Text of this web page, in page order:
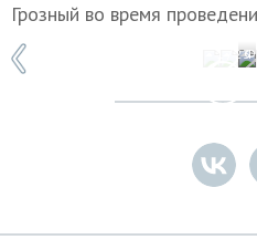
Грозный во время
1 / 23